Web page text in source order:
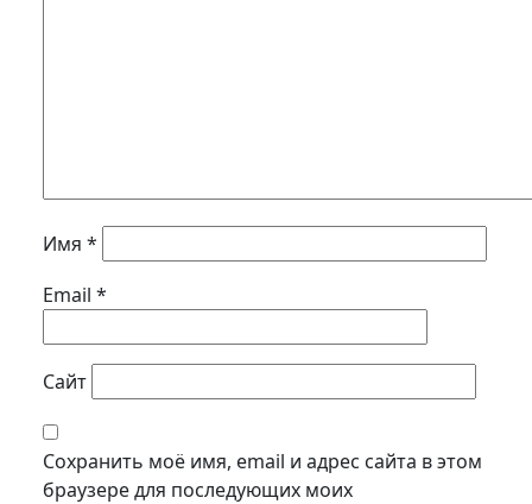
Имя *
Email *
Сайт
Сохранить моё имя, email и адрес сайта в этом
браузере для последующих моих